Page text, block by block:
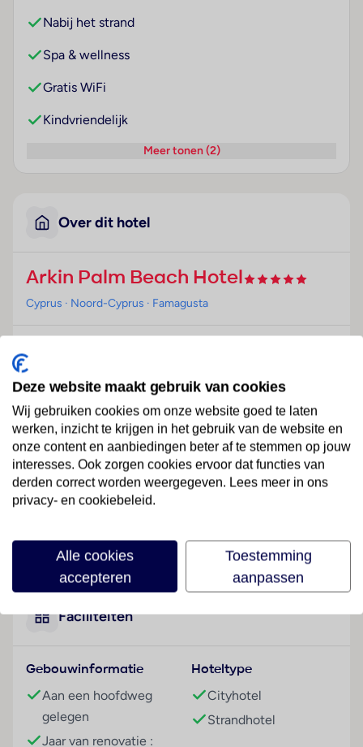
Nabij het strand
Spa & wellness
Gratis WiFi
Kindvriendelijk
Meer tonen (2)
Over dit hotel
Arkin Palm Beach Hotel
Cyprus · Noord-Cyprus · Famagusta
Dit elegante first-class hotel ligt direct aan het mooie
zandstrand en op slechts enkele minuten lopen van
het bruisende stadscentrum met talrijke
mogelijkheden om te winkelen en u te vermaken. Een
halte van het openbaar vervoer bevindt zich
bovendien direct voor het hotel.
Hotelfaciliteiten
suites en 89 tweepersoonskamers die met een lift
bereikbaar zijn. De receptie is 24 uur per dag
geopend. Een bagagedepot, een kluis, een
wisselkantoor en een geldautomaat bieden de nodige
service. Via Wi-Fi hebben de gasten toegang tot het
Rolstoelvriendelijke faciliteiten zijn beschikbaar. Voor
filmliefhebbers heet het in de bioscoop: "En…actie!".
Een supermarkt en andere winkels zijn voorhanden
om heerlijk te winkelen of te flaneren. Op het terrein
Lees meer
Faciliteiten
Gebouwinformatie
Aan een hoofdweg
gelegen
Jaar van renovatie :
Hoteltype
Cityhotel
Strandhotel
Deze website maakt gebruik van cookies
Wij gebruiken cookies om onze website goed te laten
werken, inzicht te krijgen in het gebruik van de website en
onze content en aanbiedingen beter af te stemmen op jouw
interesses. Ook zorgen cookies ervoor dat functies van
derden correct worden weergegeven. Lees meer in ons
privacy- en cookiebeleid.
Alle cookies
accepteren
Toestemming
aanpassen